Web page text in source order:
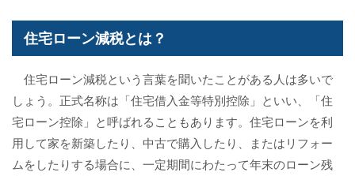
住宅ローン減税とは？
住宅ローン減税という言葉を聞いたことがある人は多いで
しょう。正式名称は「住宅借入金等特別控除」といい、「住
宅ローン控除」と呼ばれることもあります。住宅ローンを利
用して家を新築したり、中古で購入したり、またはリフォー
ムをしたりする場合に、一定期間にわたって年末のローン残